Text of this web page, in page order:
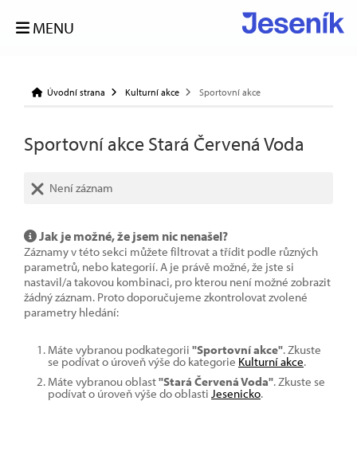
MENU
Úvodní strana Kulturní akce Sportovní akce
Sportovní akce Stará Červená Voda
Není záznam
Jak je možné, že jsem nic nenašel?
Záznamy v této sekci můžete filtrovat a třídit podle různých
parametrů, nebo kategorií. A je právě možné, že jste si
nastavil/a takovou kombinaci, pro kterou není možné zobrazit
žádný záznam. Proto doporučujeme zkontrolovat zvolené
parametry hledání:
Máte vybranou podkategorii "Sportovní akce". Zkuste
se podívat o úroveň výše do kategorie Kulturní akce.
Máte vybranou oblast"Stará Červená Voda". Zkuste se
podívat o úroveň výše do oblasti Jesenicko.